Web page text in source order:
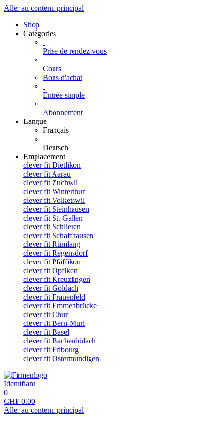
Aller au contenu principal
Shop
Catégories
Prise de rendez-vous
Cours
Bons d'achat
Entrée simple
Abonnement
Langue
Français
Deutsch
Emplacement
clever fit Dietlikon
clever fit Aarau
clever fit Zuchwil
clever fit Winterthur
clever fit Volketswil
clever fit Steinhausen
clever fit St. Gallen
clever fit Schlieren
clever fit Schaffhausen
clever fit Rümlang
clever fit Regensdorf
clever fit Pfäffikon
clever fit Opfikon
clever fit Kreuzlingen
clever fit Goldach
clever fit Frauenfeld
clever fit Emmenbrücke
clever fit Chur
clever fit Bern-Muri
clever fit Basel
clever fit Bachenbülach
clever fit Fribourg
clever fit Ostermundigen
Identifiant
0
CHF 0.00
Aller au contenu principal